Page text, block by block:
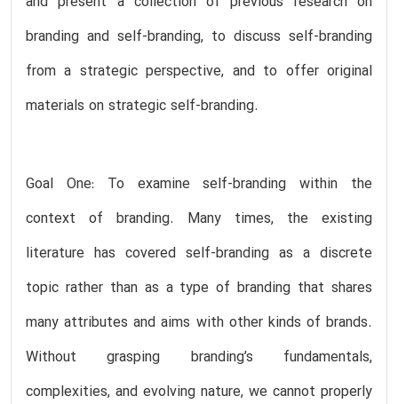
branding and self-branding, to discuss self-branding
from a strategic perspective, and to offer original
materials on strategic self-branding.
Goal One: To examine self-branding within the
context of branding. Many times, the existing
literature has covered self-branding as a discrete
topic rather than as a type of branding that shares
many attributes and aims with other kinds of brands.
Without grasping branding’s fundamentals,
complexities, and evolving nature, we cannot properly